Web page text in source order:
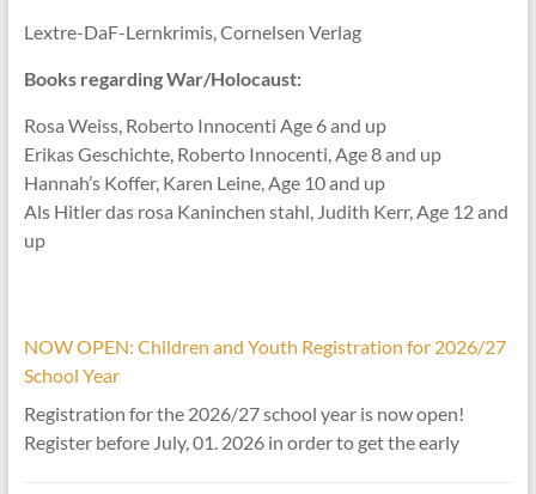
Lextre-DaF-Lernkrimis, Cornelsen Verlag
Books regarding War/Holocaust:
Rosa Weiss, Roberto Innocenti Age 6 and up
Erikas Geschichte, Roberto Innocenti, Age 8 and up
Hannah’s Koffer, Karen Leine, Age 10 and up
Als Hitler das rosa Kaninchen stahl, Judith Kerr, Age 12 and
up
NOW OPEN: Children and Youth Registration for 2026/27
School Year
Registration for the 2026/27 school year is now open!
Register before July, 01. 2026 in order to get the early